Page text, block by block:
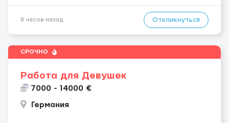
8 часов назад Откликнуться
СРОЧНО
Работа для Девушек
7000 - 14000 €
Германия